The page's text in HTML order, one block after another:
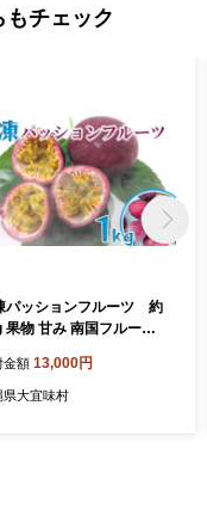
チェック
パッションフルーツ 約
果物 甘み 南国フルーツ
しい 旬 南の島 果樹
金額 13,000円
県大宜味村